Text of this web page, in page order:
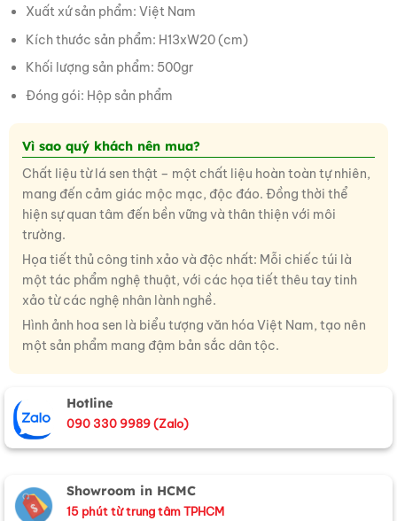
Xuất xứ sản phẩm: Việt Nam
Kích thước sản phẩm: H13xW20 (cm)
Khối lượng sản phẩm: 500gr
Đóng gói: Hộp sản phẩm
Vì sao quý khách nên mua?
Chất liệu từ lá sen thật – một chất liệu hoàn toàn tự nhiên,
mang đến cảm giác mộc mạc, độc đáo. Đồng thời thể
hiện sự quan tâm đến bền vững và thân thiện với môi
trường.
Họa tiết thủ công tinh xảo và độc nhất: Mỗi chiếc túi là
một tác phẩm nghệ thuật, với các họa tiết thêu tay tinh
xảo từ các nghệ nhân lành nghề.
Hình ảnh hoa sen là biểu tượng văn hóa Việt Nam, tạo nên
một sản phẩm mang đậm bản sắc dân tộc.
Hotline
090 330 9989 (Zalo)
Showroom in HCMC
15 phút từ trung tâm TPHCM